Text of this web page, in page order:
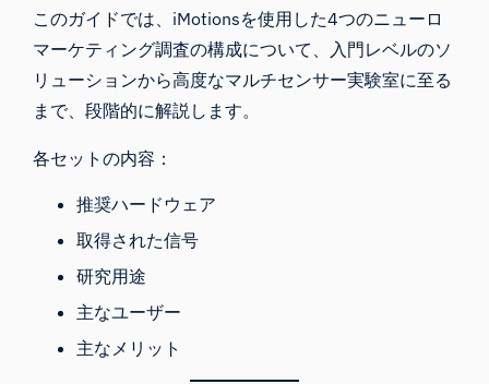
このガイドでは、iMotionsを使用した4つのニューロ
マーケティング調査の構成について、入門レベルのソ
リューションから高度なマルチセンサー実験室に至る
まで、段階的に解説します。
各セットの内容：
推奨ハードウェア
取得された信号
研究用途
主なユーザー
主なメリット